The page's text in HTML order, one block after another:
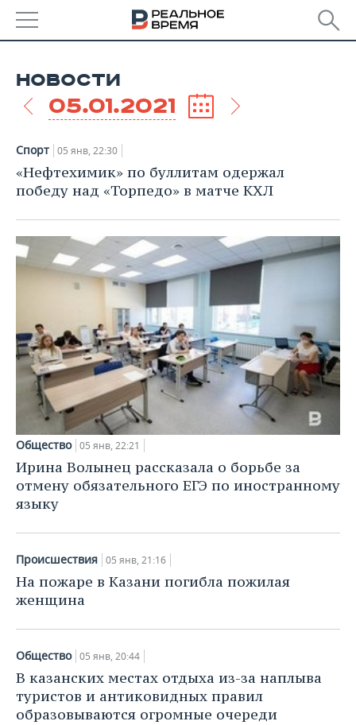
УДМУРТИЯ
НОВОСТИ
НОВОСТИ АНАЛИТИКИ
ДЕКЛАРАЦИИ О ДОХОДАХ
КОРОЛИ ГОСЗАКАЗА ПФО
ВУЗЫ ТАТАРСТАНА
КОМУ ПРИНАДЛЕЖАТ
ТОРГОВЫЕ ЦЕНТРЫ
ТАТАРСТАНА
ЭКОНОМИКА
НОВОСТИ ЭКОНОМИКИ
ФИНАНСЫ
БАНКИ
ИНВЕСТИЦИИ
НОВОСТИ
ПРОМЫШЛЕННОСТИ
АГРОПРОМ
МАШИНОСТРОЕНИЕ
НЕФТЕХИМИЯ
НЕФТЬ
ОПК
ЭНЕРГЕТИКА
НЕДВИЖИМОСТЬ
НОВОСТИ НЕДВИЖИМОСТИ
АВТО
НОВОСТИ АВТО
НОВОСТИ БИЗНЕСА
РОЗНИЧНАЯ ТОРГОВЛЯ
ТРАНСПОРТ
УСЛУГИ
ТЕХНОЛОГИИ
НОВОСТИ ТЕХНОЛОГИЙ
МЕДИА
ТЕЛЕКОММУНИКАЦИИ
МЕРОПРИЯТИЯ
НОВОСТИ МЕРОПРИЯТИЙ
ВЫЕЗДНАЯ РЕДАКЦИЯ
БИЗНЕС-БРАНЧИ
ONLINE-КОНФЕРЕНЦИИ
ОТКРЫТАЯ ЛЕКЦИЯ
СПОРТ
НОВОСТИ СПОРТА
ФУТБОЛ
ХОККЕЙ
БАСКЕТБОЛ
ВОЛЕЙБОЛ
ФИГУРНОЕ КАТАНИЕ
ВОДНЫЕ ВИДЫ СПОРТА
ОБЩЕСТВО
НОВОСТИ ОБЩЕСТВА
ВЛАСТЬ
ИНФРАСТРУКТУРА
ИСТОРИЯ
МЕДИЦИНА
ОБРАЗОВАНИЕ
ФОТОГАЛЕРЕЯ
СЮЖЕТЫ
СПРАВОЧНИК
СПИСОК ПЕРСОН
ПОЛНАЯ ВЕРСИЯ
НОВОСТИ
05.01.2021
Спорт 05 янв, 22:30
«Нефтехимик» по буллитам одержал
победу над «Торпедо» в матче КХЛ
Общество 05 янв, 22:21
Ирина Волынец рассказала о борьбе за
отмену обязательного ЕГЭ по иностранному
языку
Происшествия 05 янв, 21:16
На пожаре в Казани погибла пожилая
женщина
Общество 05 янв, 20:44
В казанских местах отдыха из-за наплыва
туристов и антиковидных правил
образовываются огромные очереди